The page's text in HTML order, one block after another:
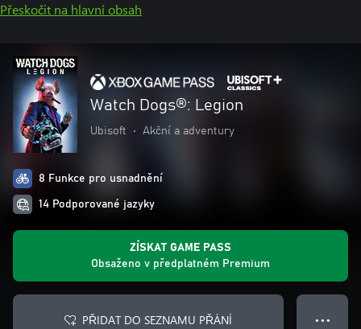
Přeskočit na hlavní obsah
Watch Dogs®: Legion
Ubisoft • Akční a adventury
8 Funkce pro usnadnění
14 Podporované jazyky
ZÍSKAT GAME PASS
Obsaženo v předplatném Premium
PŘIDAT DO SEZNAMU PŘÁNÍ ● ● ●